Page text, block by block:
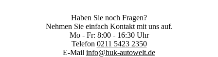
Haben Sie noch Fragen?
Nehmen Sie einfach Kontakt mit uns auf.
Mo - Fr: 8:00 - 16:30 Uhr
Telefon 0211 5423 2350
E-Mail info@huk-autowelt.de